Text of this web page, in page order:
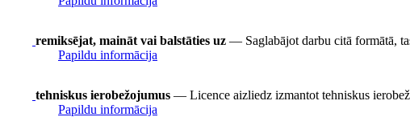
remiksējat, maināt vai balstāties uz — Saglabājot darbu citā formātā,
Papildu informācija
tehniskus ierobežojumus — Licence aizliedz izmantot tehniskus
Papildu informācija